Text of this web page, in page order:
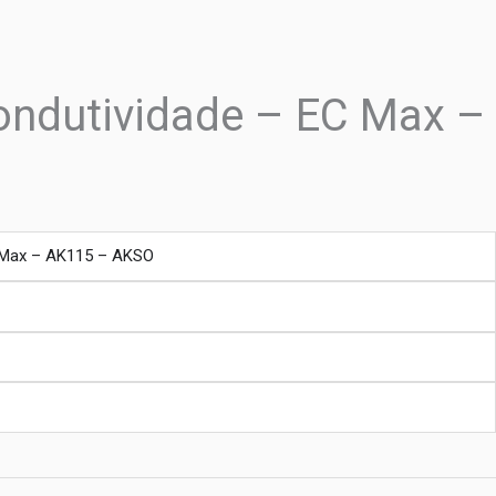
– EC Max –